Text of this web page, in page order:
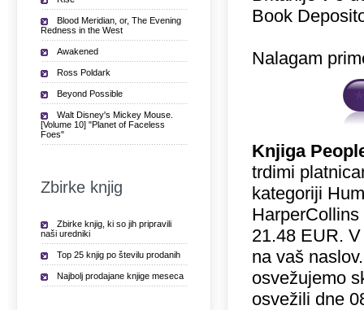
Book
Nalagam
Knjiga
trdimi
kategoriji
21.48 EUR.
na vaš
osvežujemo
osvežili dne
Blood Meridian, or, The Evening
Redness in the West
Awakened
Ross Poldark
Beyond Possible
Walt Disney's Mickey Mouse.
[Volume 10] "Planet of Faceless
Foes"
Zbirke knjig
Zbirke knjig, ki so jih pripravili
naši uredniki
Top 25 knjig po številu prodanih
Najbolj prodajane knjige meseca